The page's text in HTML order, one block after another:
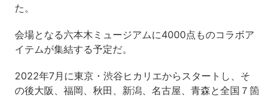
た。
会場となる六本木ミュージアムに4000点ものコラボア
イテムが集結する予定だ。
2022年7月に東京・渋谷ヒカリエからスタートし、そ
の後大阪、福岡、秋田、新潟、名古屋、青森と全国７箇